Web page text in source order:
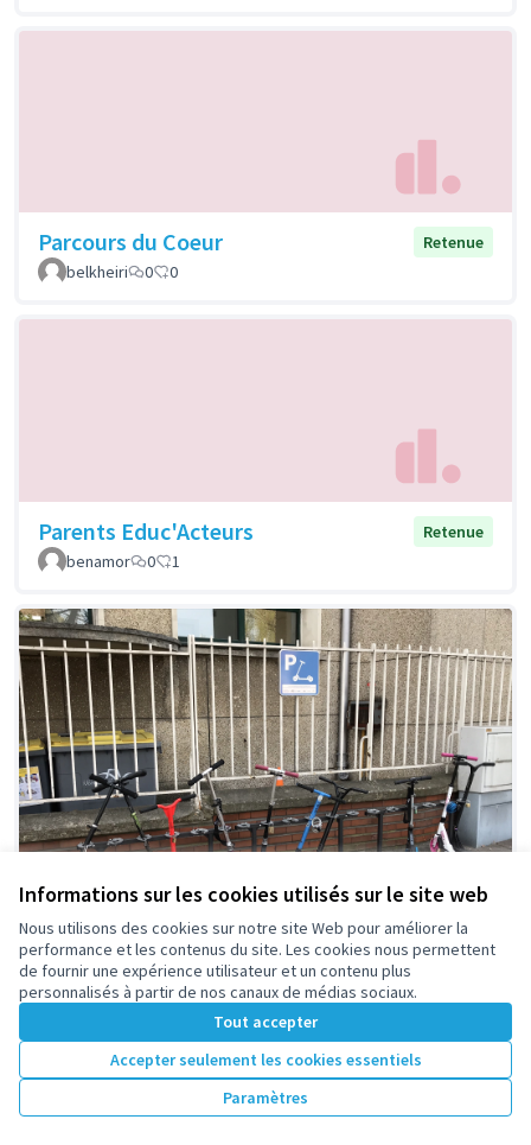
Informations sur les cookies utilisés sur le site web
Nous utilisons des cookies sur notre site Web pour améliorer la
performance et les contenus du site. Les cookies nous permettent
de fournir une expérience utilisateur et un contenu plus
personnalisés à partir de nos canaux de médias sociaux.
Tout accepter
Accepter seulement les cookies essentiels
Paramètres
Parcours du Coeur
Retenue
belkheiri
0 0
Parents Educ'Acteurs
Retenue
benamor
0 1
Parking à trottinettes pour l’école le
Moulin des Gibets / à étendre à toute
Retenue
FCPE École maternelle du Moulin des Gibets